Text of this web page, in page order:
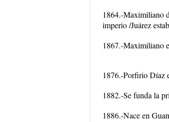
1864.-Maximiliano
imperio /Juárez
1867.-Maximiliano
1876.-Porfirio Díaz
1882.-Se funda la
1886.-Nace en